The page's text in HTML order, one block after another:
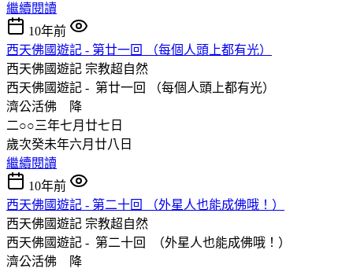
繼續閱讀
10年前
西天佛國遊記 - 第廿一回 （每個人頭上都有光）
西天佛國遊記 宗教超自然
西天佛國遊記 - 第廿一回 （每個人頭上都有光）
濟公活佛 降
二○○三年七月廿七日
歲次癸未年六月廿八日
繼續閱讀
10年前
西天佛國遊記 - 第二十回 （外星人也能成佛哦！）
西天佛國遊記 宗教超自然
西天佛國遊記 - 第二十回 （外星人也能成佛哦！）
濟公活佛 降